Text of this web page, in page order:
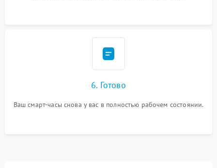
6. Готово
Ваш смарт-часы снова у вас в полностью рабочем состоянии.